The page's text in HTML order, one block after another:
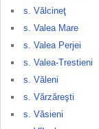
s. Vălcineţ
s. Valea Mare
s. Valea Perjei
s. Valea-Trestieni
s. Văleni
s. Vărzăreşti
s. Văsieni